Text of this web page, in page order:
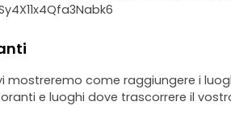
mostreremo come raggiungere i
e luoghi dove trascorrere il